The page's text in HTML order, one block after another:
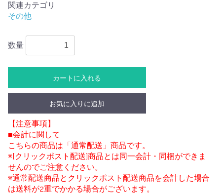
関連カテゴリ
その他
数量
カートに入れる
お気に入りに追加
【注意事項】
■会計に関して
こちらの商品は「通常配送」商品です。
※[クリックポスト配送]商品とは同一会計・同梱ができま
せんのでご注意ください。
※通常配送商品とクリックポスト配送商品を会計した場合
は送料が2重でかかる場合がございます。